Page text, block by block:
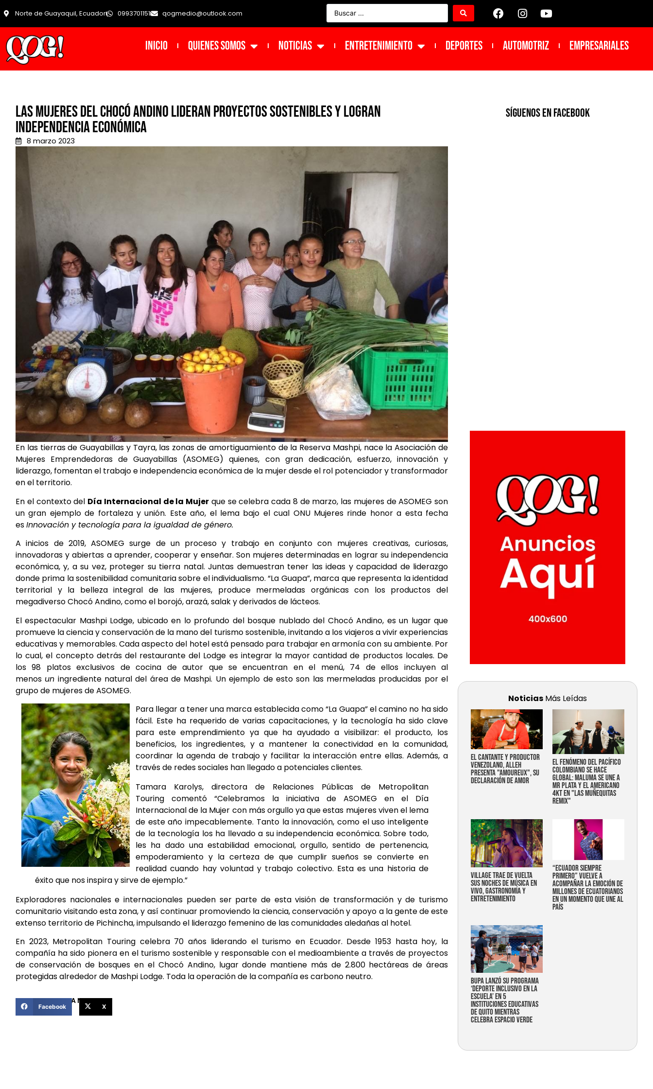
Norte de Guayaquil, Ecuador 0993701151 qogmedio@outlook.com
INICIO Quienes Somos NOTICIAS ENTRETENIMIENTO DEPORTES Automotriz Empresariales
Las mujeres del Chocó Andino lideran proyectos sostenibles y logran
independencia económica
8 marzo 2023
En las tierras de Guayabillas y Tayra, las zonas de amortiguamiento de la Reserva Mashpi, nace la Asociación de
Mujeres Emprendedoras de Guayabillas (ASOMEG) quienes, con gran dedicación, esfuerzo, innovación y
liderazgo, fomentan el trabajo e independencia económica de la mujer desde el rol potenciador y transformador
en el territorio.
En el contexto del Día Internacional de la Mujer que se celebra cada 8 de marzo, las mujeres de ASOMEG son
un gran ejemplo de fortaleza y unión. Este año, el lema bajo el cual ONU Mujeres rinde honor a esta fecha
esInnovación y tecnología para la igualdad de género.
A inicios de 2019, ASOMEG surge de un proceso y trabajo en conjunto con mujeres creativas, curiosas,
innovadoras y abiertas a aprender, cooperar y enseñar. Son mujeres determinadas en lograr su independencia
económica, y, a su vez, proteger su tierra natal. Juntas demuestran tener las ideas y capacidad de liderazgo
donde prima la sostenibilidad comunitaria sobre el individualismo. “La Guapa”, marca que representa la identidad
territorial y la belleza integral de las mujeres, produce mermeladas orgánicas con los productos del
megadiverso Chocó Andino, como el borojó, arazá, salak y derivados de lácteos.
El espectacular Mashpi Lodge, ubicado en lo profundo del bosque nublado del Chocó Andino, es un lugar que
promueve la ciencia y conservación de la mano del turismo sostenible, invitando a los viajeros a vivir experiencias
educativas y memorables. Cada aspecto del hotel está pensado para trabajar en armonía con su ambiente. Por
lo cual, el concepto detrás del restaurante del Lodge es integrar la mayor cantidad de productos locales. De
los 98 platos exclusivos de cocina de autor que se encuentran en el menú, 74 de ellos incluyen al
menos un ingrediente natural del área de Mashpi. Un ejemplo de esto son las mermeladas producidas por el
grupo de mujeres de ASOMEG.
Para llegar a tener una marca establecida como “La Guapa” el camino no ha sido
fácil. Este ha requerido de varias capacitaciones, y la tecnología ha sido clave
para este emprendimiento ya que ha ayudado a visibilizar: el producto, los
beneficios, los ingredientes, y a mantener la conectividad en la comunidad,
coordinar la agenda de trabajo y facilitar la interacción entre ellas. Además, a
través de redes sociales han llegado a potenciales clientes.
Tamara Karolys, directora de Relaciones Públicas de Metropolitan
Touring comentó “Celebramos la iniciativa de ASOMEG en el Día
Internacional de la Mujer con más orgullo ya que estas mujeres viven el lema
de este año impecablemente. Tanto la innovación, como el uso inteligente
de la tecnología los ha llevado a su independencia económica. Sobre todo,
les ha dado una estabilidad emocional, orgullo, sentido de pertenencia,
empoderamiento y la certeza de que cumplir sueños se convierte en
realidad cuando hay voluntad y trabajo colectivo. Esta es una historia de
éxito que nos inspira y sirve de ejemplo.”
Exploradores nacionales e internacionales pueden ser parte de esta visión de transformación y de turismo
comunitario visitando esta zona, y así continuar promoviendo la ciencia, conservación y apoyo a la gente de este
extenso territorio de Pichincha, impulsando el liderazgo femenino de las comunidades aledañas al hotel.
En 2023, Metropolitan Touring celebra 70 años liderando el turismo en Ecuador. Desde 1953 hasta hoy, la
compañía ha sido pionera en el turismo sostenible y responsable con el medioambiente a través de proyectos
de conservación de bosques en el Chocó Andino, lugar donde mantiene más de 2.800 hectáreas de áreas
protegidas alrededor de Mashpi Lodge. Toda la operación de la compañía es carbono neutro.
COMPARTIR ESTA NOTICIA
Facebook X
SíGUENOS EN FACEBOOK
Noticias Más Leídas
EL CANTANTE Y PRODUCTOR
VENEZOLANO, ALLEH
PRESENTA "AMOUREUX", SU
DECLARACIÓN DE AMOR
EL FENÓMENO DEL PACÍFICO
COLOMBIANO SE HACE
GLOBAL: MALUMA SE UNE A
MR PLATA Y EL AMERICANO
4KT EN "LAS MUÑEQUITAS
REMIX"
Village trae de vuelta
sus noches de música en
vivo, gastronomía y
entretenimiento
“Ecuador siempre
primero” vuelve a
acompañar la emoción de
millones de ecuatorianos
en un momento que une al
país
Bupa lanzó su programa
‘Deporte Inclusivo en la
Escuela’ en 5
instituciones educativas
de Quito mientras
celebra espacio verde